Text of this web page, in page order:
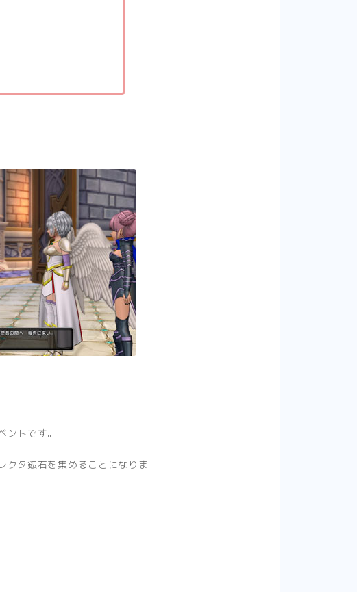
ントです。
クタ鉱石を集めることになりま